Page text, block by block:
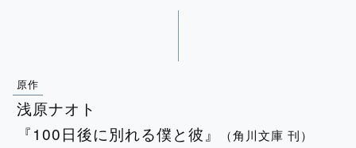
原作
浅原ナオト
『100⽇後に別れる僕と彼』
（⾓川⽂庫 刊）